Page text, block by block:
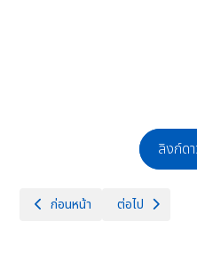
ลิงก์ด
เนื้อหาก่อนหน้า: ประกาศผลผู้ผ่า
ก่อนหน้า เนื้อหาถัดไป: ป
ต่อไป